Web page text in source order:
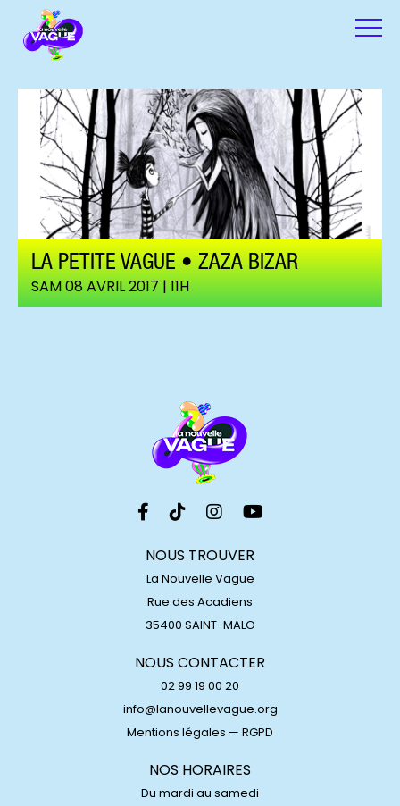
LA PETITE VAGUE • ZAZA BIZAR
SAM 08 AVRIL 2017 | 11H
NOUS TROUVER
La Nouvelle Vague
Rue des Acadiens
35400 SAINT-MALO
NOUS CONTACTER
02 99 19 00 20
info@lanouvellevague.org
Mentions légales — RGPD
NOS HORAIRES
Du mardi au samedi